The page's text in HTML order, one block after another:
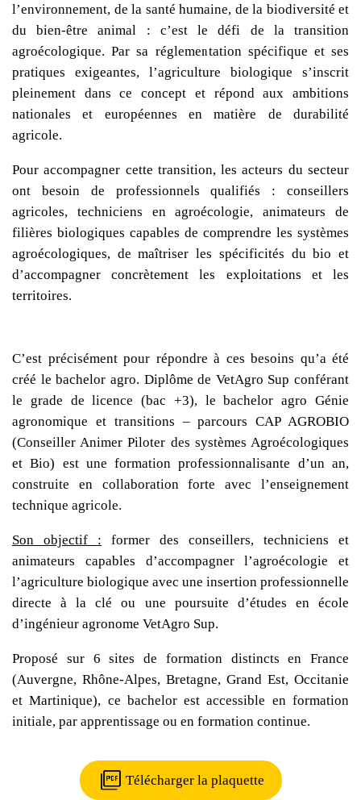
l’environnement, de la santé humaine, de la biodiversité et
dubien-être animal : c’est le défi de latransition
agroécologique. Par sa réglementation spécifique et ses
pratiques exigeantes, l’agriculture biologique s’inscrit
pleinement dans ce concept et répond aux ambitions
nationales et européennes en matière de durabilité
agricole.
Pour accompagner cette transition, les acteurs du secteur
ont besoin de professionnels qualifiés : conseillers
agricoles, techniciens en agroécologie, animateurs de
filières biologiques capables de comprendre les systèmes
agroécologiques, de maîtriser les spécificités dubio et
d’accompagner concrètement les exploitations et les
territoires.
C’est précisément pour répondre à ces besoins qu’a été
créé lebachelor agro. Diplôme de VetAgro Sup conférant
le grade de licence (bac +3), le bachelor agroGénie
agronomique et transitions – parcours CAP AGROBIO
(Conseiller Animer Piloter des systèmes Agroécologiques
et Bio) est uneformation professionnalisante d’un an,
construite en collaboration forte avec l’enseignement
technique agricole.
Son objectif : former des conseillers, techniciens et
animateurs capables d’accompagner l’agroécologie et
l’agriculture biologique avec une insertion professionnelle
directe à la clé ou une poursuite d’études en école
d’ingénieur agronome VetAgro Sup.
Proposé sur 6 sites de formation distincts en France
(Auvergne, Rhône-Alpes, Bretagne, Grand Est, Occitanie
et Martinique), ce bachelor est accessible en formation
initiale, par apprentissage ou en formation continue.
Télécharger la plaquette